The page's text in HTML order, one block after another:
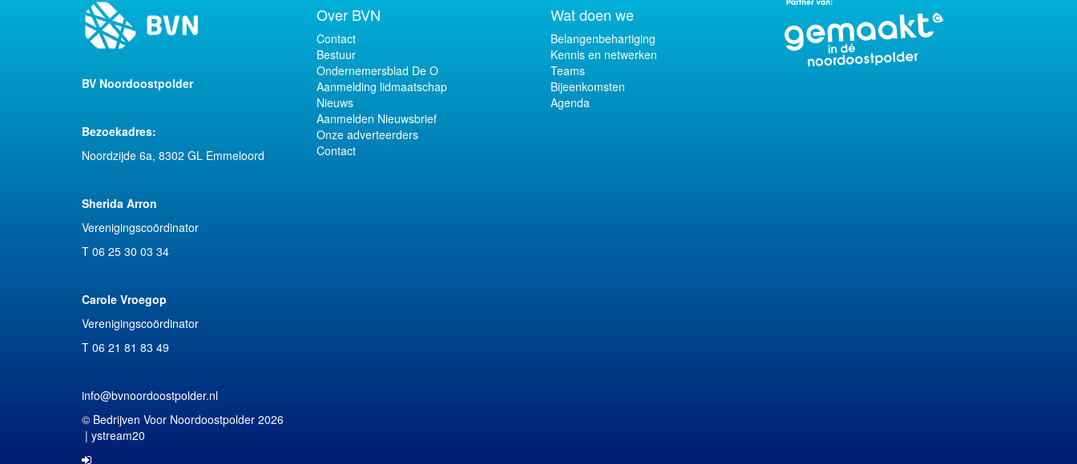
BV Noordoostpolder
Bezoekadres:
Noordzijde 6a, 8302 GL Emmeloord
Sherida Arron
Verenigingscoördinator
T 06 25 30 03 34
Carole Vroegop
Verenigingscoördinator
T 06 21 81 83 49‬
info@bvnoordoostpolder.nl
Over BVN
Contact
Bestuur
Ondernemersblad De O
Aanmelding lidmaatschap
Nieuws
Aanmelden Nieuwsbrief
Onze adverteerders
Contact
Wat doen we
Belangenbehartiging
Kennis en netwerken
Teams
Bijeenkomsten
Agenda
© Bedrijven Voor Noordoostpolder 2026
| ystream20